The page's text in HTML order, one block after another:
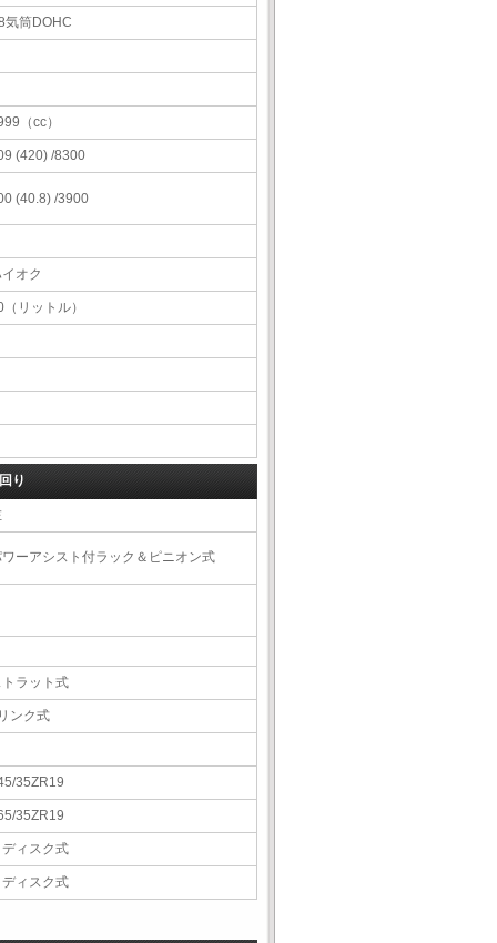
気筒DOHC
（cc）
(420) /8300
(40.8) /3900
オク
（リットル）
り
ーアシスト付ラック＆ピニオン式
トラット式
ンク式
35ZR19
35ZR19
ディスク式
ディスク式